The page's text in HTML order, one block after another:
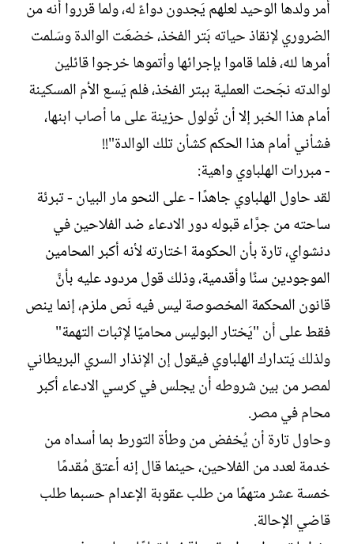
أمر ولدها الوحيد لعلهم يَجدون دواءً له، ولما قرروا أنه من
الضروري لإنقاذ حياته بَتر الفخذ، خضعَت الوالدة وسَلمت
أمرها لله، فلما قاموا بإجرائها وأتموها خرجوا قائلين
لوالدته نجَحت العملية ببتر الفخذ، فلم يَسع الأم المسكينة
أمام هذا الخبر إلا أن تُولول حزينة على ما أصاب ابنها،
فشأني أمام هذا الحكم كشأن تلك الوالدة"!!
- مبررات الهلباوي واهية:
لقد حاول الهلباوي جاهدًا - على النحو مار البيان - تبرئة
ساحته من جرَّاء قبوله دور الادعاء ضد الفلاحين في
دنشواي، تارة بأن الحكومة اختارته لأنه أكبر المحامين
الموجودين سنًا وأقدمية، وذلك قول مردود عليه بأنَّ
قانون المحكمة المخصوصة ليس فيه نَص ملزم، إنما ينص
فقط على أن "يَختار البوليس محاميًا لإثبات التهمة"
ولذلك يَتدارك الهلباوي فيقول إن الإنذار السري البريطاني
لمصر من بين شروطه أن يجلس في كرسي الادعاء أكبر
محام في مصر.
وحاول تارة أن يُخفض من وطأة التورط بما أسداه من
خدمة لعدد من الفلاحين، حينما قال إنه أعتق مُقدمًا
خمسة عشر متهمًا من طلب عقوبة الإعدام حسبما طلب
قاضي الإحالة.